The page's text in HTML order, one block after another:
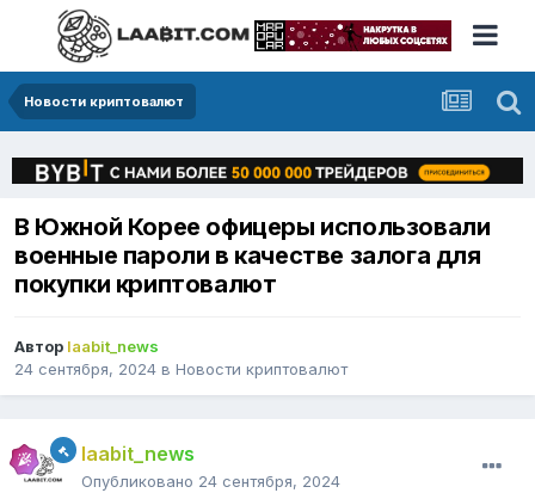
Новости криптовалют
В Южной Корее офицеры использовали
военные пароли в качестве залога для
покупки криптовалют
Автор laabit_news
24 сентября, 2024 в Новости криптовалют
laabit_news
Опубликовано 24 сентября, 2024